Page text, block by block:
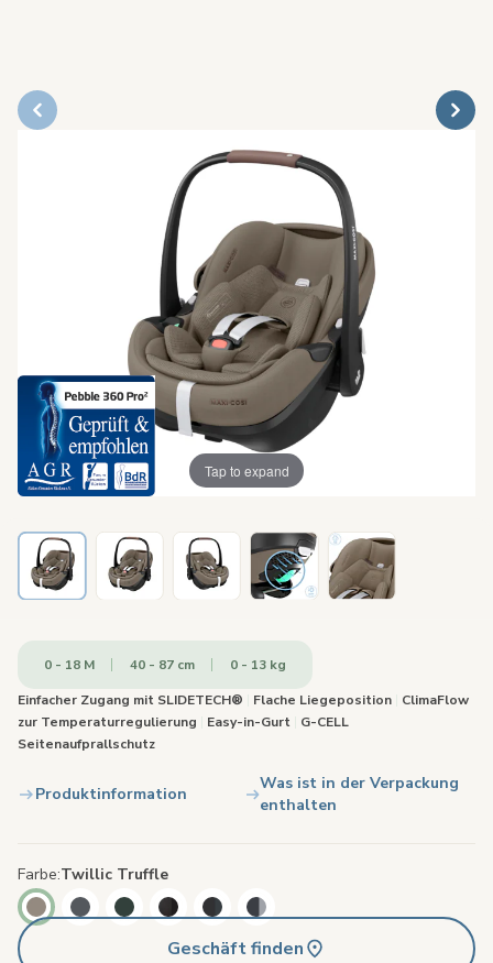
Tap to expand
0 - 18 M 40 - 87 cm
0 - 13 kg
Einfacher Zugang mit SLIDETECH®
Flache Liegeposition
ClimaFlow
zur Temperaturregulierung
Easy-in-Gurt
G-CELL
Seitenaufprallschutz
Produktinformation
Was ist in der Verpackung
enthalten
Farbe Twillic Truffle
Geschäft finden